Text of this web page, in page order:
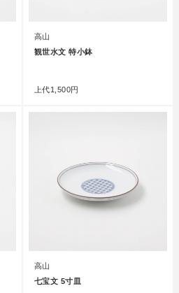
高山
観世水文 特小鉢
上代1,500円
高山
七宝文 5寸皿